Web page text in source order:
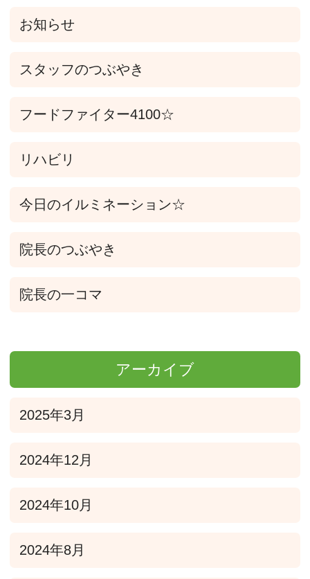
お知らせ
スタッフのつぶやき
フードファイター4100☆
リハビリ
今日のイルミネーション☆
院長のつぶやき
院長の一コマ
アーカイブ
2025年3月
2024年12月
2024年10月
2024年8月